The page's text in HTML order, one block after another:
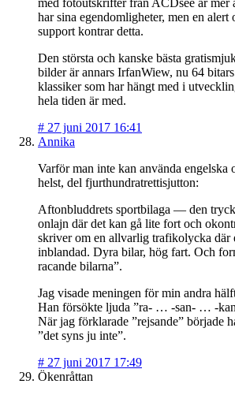
har sina egendomligheter, men en alert
support kontrar detta.
Den största och kanske bästa
bilder är annars IrfanWiew, nu 64
klassiker som har hängt med i
hela tiden är med.
# 27 juni 2017 16:41
Annika
Varför man inte kan använda engelska
helst, del fjurthundratrettisjutton:
Aftonbluddrets sportbilaga — den
onlajn där det kan gå lite fort och
skriver om en allvarlig trafikolycka där
inblandad. Dyra bilar, hög fart. Och
racande bilarna”.
Jag visade meningen för min andra
Han försökte ljuda ”ra- … -san- … -
När jag förklarade ”rejsande” började
”det syns ju inte”.
# 27 juni 2017 17:49
Ökenråttan